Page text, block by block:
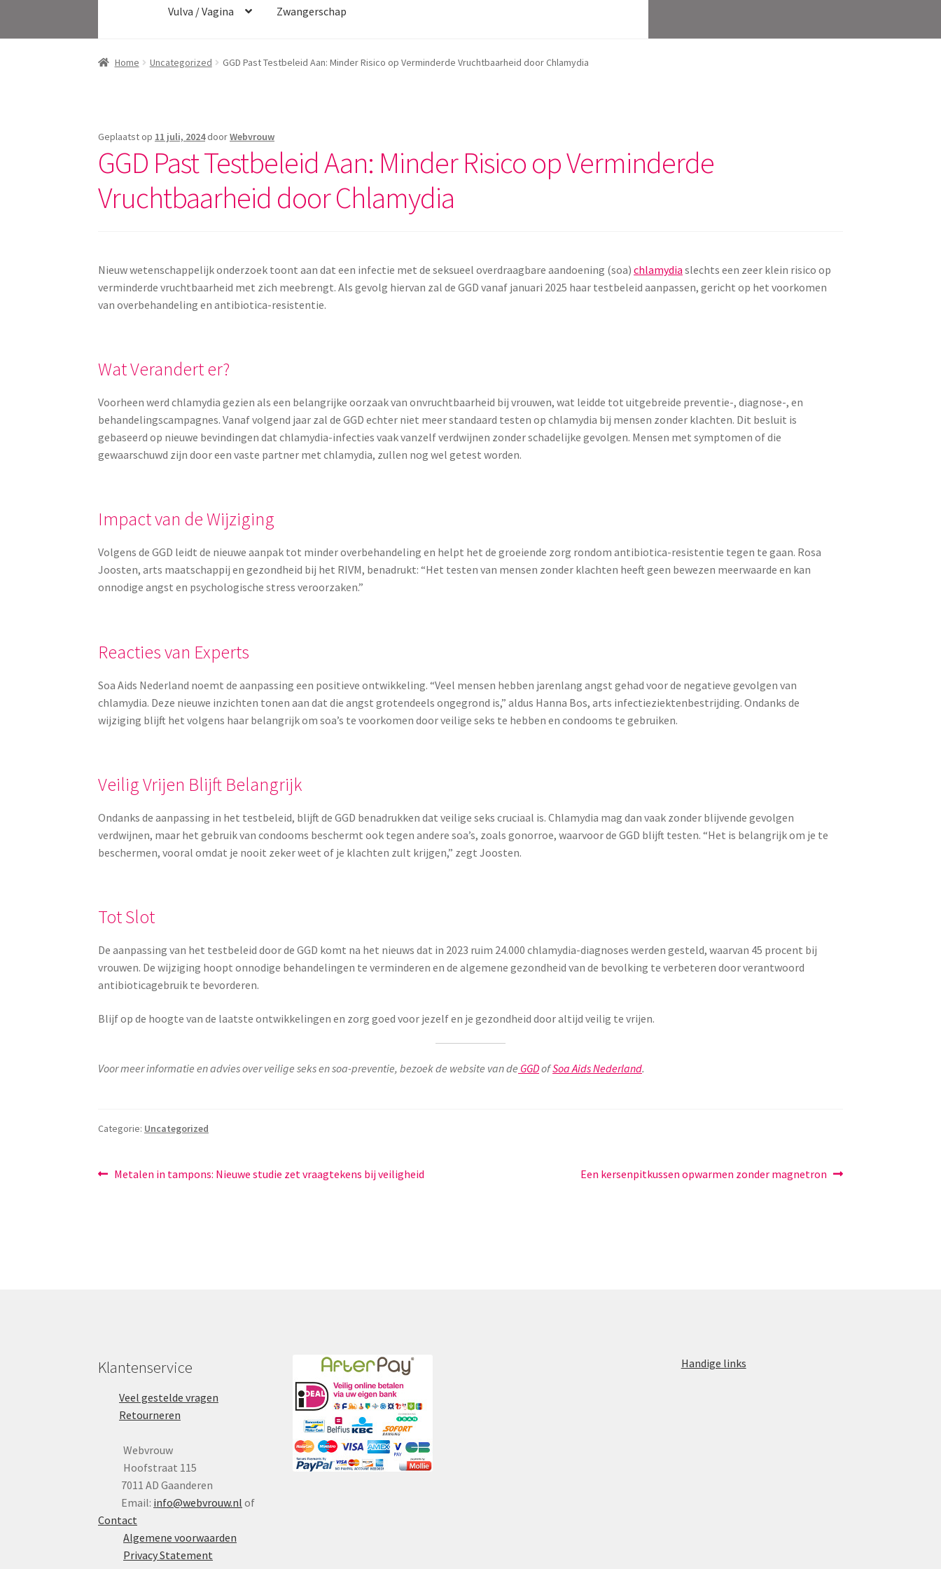
Vulva / Vagina Zwangerschap
Home Uncategorized GGD Past Testbeleid Aan: Minder Risico op Verminderde Vruchtbaarheid door Chlamydia
Geplaatst op 11 juli, 2024 doorWebvrouw
GGD Past Testbeleid Aan: Minder Risico op Verminderde
Vruchtbaarheid door Chlamydia
Nieuw wetenschappelijk onderzoek toont aan dat een infectie met de seksueel overdraagbare aandoening (soa)chlamydia slechts een zeer klein risico op
verminderde vruchtbaarheid met zich meebrengt. Als gevolg hiervan zal de GGD vanaf januari 2025 haar testbeleid aanpassen, gericht op het voorkomen
van overbehandeling en antibiotica-resistentie.
Wat Verandert er?
Voorheen werd chlamydia gezien als een belangrijke oorzaak van onvruchtbaarheid bij vrouwen, wat leidde tot uitgebreide preventie-, diagnose-, en
behandelingscampagnes. Vanaf volgend jaar zal de GGD echter niet meer standaard testen op chlamydia bij mensen zonder klachten. Dit besluit is
gebaseerd op nieuwe bevindingen dat chlamydia-infecties vaak vanzelf verdwijnen zonder schadelijke gevolgen. Mensen met symptomen of die
gewaarschuwd zijn door een vaste partner met chlamydia, zullen nog wel getest worden.
Impact van de Wijziging
Volgens de GGD leidt de nieuwe aanpak tot minder overbehandeling en helpt het de groeiende zorg rondom antibiotica-resistentie tegen te gaan. Rosa
Joosten, arts maatschappij en gezondheid bij het RIVM, benadrukt: “Het testen van mensen zonder klachten heeft geen bewezen meerwaarde en kan
onnodige angst en psychologische stress veroorzaken.”
Reacties van Experts
Soa Aids Nederland noemt de aanpassing een positieve ontwikkeling. “Veel mensen hebben jarenlang angst gehad voor de negatieve gevolgen van
chlamydia. Deze nieuwe inzichten tonen aan dat die angst grotendeels ongegrond is,” aldus Hanna Bos, arts infectieziektenbestrijding. Ondanks de
wijziging blijft het volgens haar belangrijk om soa’s te voorkomen door veilige seks te hebben en condooms te gebruiken.
Veilig Vrijen Blijft Belangrijk
Ondanks de aanpassing in het testbeleid, blijft de GGD benadrukken dat veilige seks cruciaal is. Chlamydia mag dan vaak zonder blijvende gevolgen
verdwijnen, maar het gebruik van condooms beschermt ook tegen andere soa’s, zoals gonorroe, waarvoor de GGD blijft testen. “Het is belangrijk om je te
beschermen, vooral omdat je nooit zeker weet of je klachten zult krijgen,” zegt Joosten.
Tot Slot
De aanpassing van het testbeleid door de GGD komt na het nieuws dat in 2023 ruim 24.000 chlamydia-diagnoses werden gesteld, waarvan 45 procent bij
vrouwen. De wijziging hoopt onnodige behandelingen te verminderen en de algemene gezondheid van de bevolking te verbeteren door verantwoord
antibioticagebruik te bevorderen.
Blijf op de hoogte van de laatste ontwikkelingen en zorg goed voor jezelf en je gezondheid door altijd veilig te vrijen.
Voor meer informatie en advies over veilige seks en soa-preventie, bezoek de website van de GGDofSoa Aids Nederland.
Categorie: Uncategorized
Bericht
Vorig
Metalen in tampons: Nieuwe studie zet vraagtekens bij veiligheid
Volgend
Een kersenpitkussen opwarmen zonder magnetron
Klantenservice
Veel gestelde vragen
Retourneren
Webvrouw
Hoofstraat 115
7011 AD Gaanderen
Email: info@webvrouw.nl of
Contact
Algemene voorwaarden
Privacy Statement
Handige links